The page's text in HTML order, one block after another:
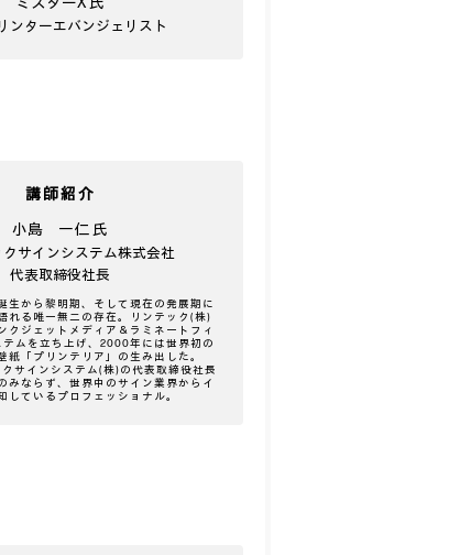
ンターエバンジェリスト
講師紹介
小島 一仁 氏
クサインシステム株式会社
代表取締役社長
生から黎明期、そして現在の発展期に
れる唯一無二の存在。リンテック(株)
クジェットメディア＆ラミネートフィ
テムを立ち上げ、2000年には世界初の
紙「プリンテリア」の生み出した。
サインシステム(株)の代表取締役社長
みならず、世界中のサイン業界からイ
しているプロフェッショナル。